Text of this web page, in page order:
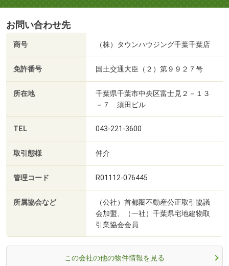
お問い合わせ先
商号 （株）タウンハウジング千葉千葉店
免許番号 国土交通大臣（２）第９９２７号
所在地
千葉県千葉市中央区富士見２－１３
－７ 須田ビル
TEL 043-221-3600
取引態様 仲介
管理コード R01112-076445
所属協会など
（公社）首都圏不動産公正取引協議
会加盟、（一社）千葉県宅地建物取
引業協会会員
この会社の他の物件情報を見る